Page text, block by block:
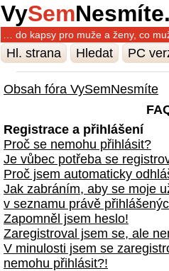
VySem
… do kapsy pro muže a ženy, co
Hl. strana Hledat PC
Obsah fóra VySemNesmíte
Registrace a přihlášení
Proč se nemohu přihlásit?
Je vůbec potřeba se
Proč jsem automaticky
Jak zabráním, aby se moje
v seznamu právě
Zapomněl jsem heslo!
Zaregistroval jsem se, ale
V minulosti jsem se
nemohu přihlásit?!